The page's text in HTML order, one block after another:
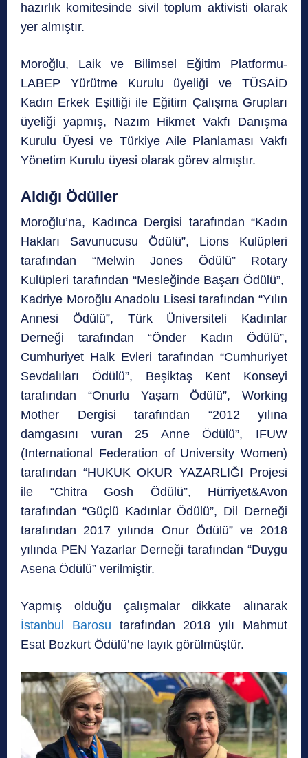
hazırlık komitesinde sivil toplum aktivisti olarak
yer almıştır.
Moroğlu, Laik ve Bilimsel Eğitim Platformu-
LABEP Yürütme Kurulu üyeliği ve TÜSAİD
Kadın Erkek Eşitliği ile Eğitim Çalışma Grupları
üyeliği yapmış, Nazım Hikmet Vakfı Danışma
Kurulu Üyesi ve Türkiye Aile Planlaması Vakfı
Yönetim Kurulu üyesi olarak görev almıştır.
Aldığı Ödüller
Moroğlu’na, Kadınca Dergisi tarafından “Kadın
Hakları Savunucusu Ödülü”, Lions Kulüpleri
tarafından “Melwin Jones Ödülü” Rotary
Kulüpleri tarafından “Mesleğinde Başarı Ödülü”,
Kadriye Moroğlu Anadolu Lisesi tarafından “Yılın
Annesi Ödülü”, Türk Üniversiteli Kadınlar
Derneği tarafından “Önder Kadın Ödülü”,
Cumhuriyet Halk Evleri tarafından “Cumhuriyet
Sevdalıları Ödülü”, Beşiktaş Kent Konseyi
tarafından “Onurlu Yaşam Ödülü”, Working
Mother Dergisi tarafından “2012 yılına
damgasını vuran 25 Anne Ödülü”, IFUW
(International Federation of University Women)
tarafından “HUKUK OKUR YAZARLIĞI Projesi
ile “Chitra Gosh Ödülü”, Hürriyet&Avon
tarafından “Güçlü Kadınlar Ödülü”, Dil Derneği
tarafından 2017 yılında Onur Ödülü” ve 2018
yılında PEN Yazarlar Derneği tarafından “Duygu
Asena Ödülü” verilmiştir.
Yapmış olduğu çalışmalar dikkate alınarak
İstanbul Barosu tarafından 2018 yılı Mahmut
Esat Bozkurt Ödülü’ne layık görülmüştür.